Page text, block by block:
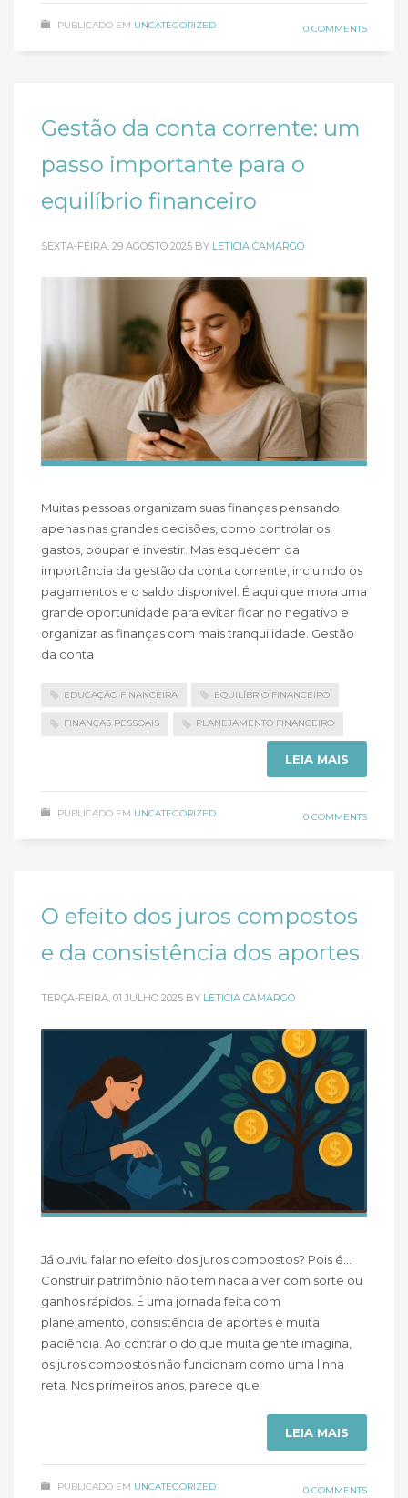
PUBLICADO EM UNCATEGORIZED 0 COMMENTS
Gestão da conta corrente: um
passo importante para o
equilíbrio financeiro
SEXTA-FEIRA, 29 AGOSTO 2025 BY LETICIA CAMARGO
Muitas pessoas organizam suas finanças pensando
apenas nas grandes decisões, como controlar os
gastos, poupar e investir. Mas esquecem da
importância da gestão da conta corrente, incluindo os
pagamentos e o saldo disponível. É aqui que mora uma
grande oportunidade para evitar ficar no negativo e
organizar as finanças com mais tranquilidade. Gestão
da conta
EDUCAÇÃO FINANCEIRA EQUILÍBRIO FINANCEIRO
FINANÇAS PESSOAIS PLANEJAMENTO FINANCEIRO
LEIA MAIS
PUBLICADO EM UNCATEGORIZED 0 COMMENTS
O efeito dos juros compostos
e da consistência dos aportes
TERÇA-FEIRA, 01 JULHO 2025 BY LETICIA CAMARGO
Já ouviu falar no efeito dos juros compostos? Pois é…
Construir patrimônio não tem nada a ver com sorte ou
ganhos rápidos. É uma jornada feita com
planejamento, consistência de aportes e muita
paciência. Ao contrário do que muita gente imagina,
os juros compostos não funcionam como uma linha
reta. Nos primeiros anos, parece que
LEIA MAIS
PUBLICADO EM UNCATEGORIZED 0 COMMENTS